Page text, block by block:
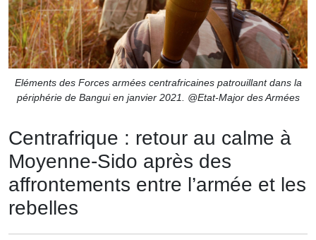
Eléments des Forces armées centrafricaines patrouillant dans la
périphérie de Bangui en janvier 2021. @Etat-Major des Armées
Centrafrique : retour au calme à
Moyenne-Sido après des
affrontements entre l’armée et les
rebelles